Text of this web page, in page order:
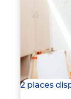
2 places